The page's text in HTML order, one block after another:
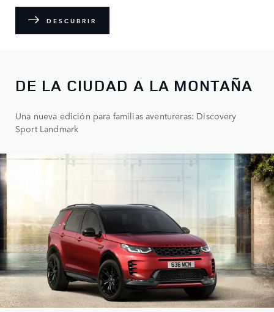
DESCUBRIR
DE LA CIUDAD A LA MONTAÑA
Una nueva edición para familias aventureras: Discovery
Sport Landmark